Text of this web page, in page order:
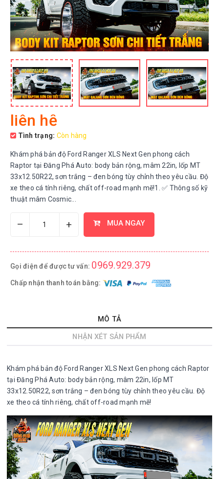
liên hệ
Tình trạng: Còn hàng
Khám phá bản độ Ford Ranger XLS Next Gen phong cách
Raptor tại Đăng Phá Auto: body bản rộng, mâm 22in, lốp MT
33x12.50R22, sơn trắng – đen bóng tùy chỉnh theo yêu cầu. Độ
xe theo cá tính riêng, chất off-road mạnh mẽ!1. ✅ Thông số kỹ
thuật mâm Cosmic...
– + MUA NGAY
Gọi điện để được tư vấn: 0969.929.379
Chấp nhận thanh toán bằng:
MÔ TẢ
NHẬN XÉT SẢN PHẨM
Khám phá bản độ Ford Ranger XLS Next Gen phong cách Raptor
tại Đăng Phá Auto: body bản rộng, mâm 22in, lốp MT
33x12.50R22, sơn trắng – đen bóng tùy chỉnh theo yêu cầu. Độ
xe theo cá tính riêng, chất off-road mạnh mẽ!